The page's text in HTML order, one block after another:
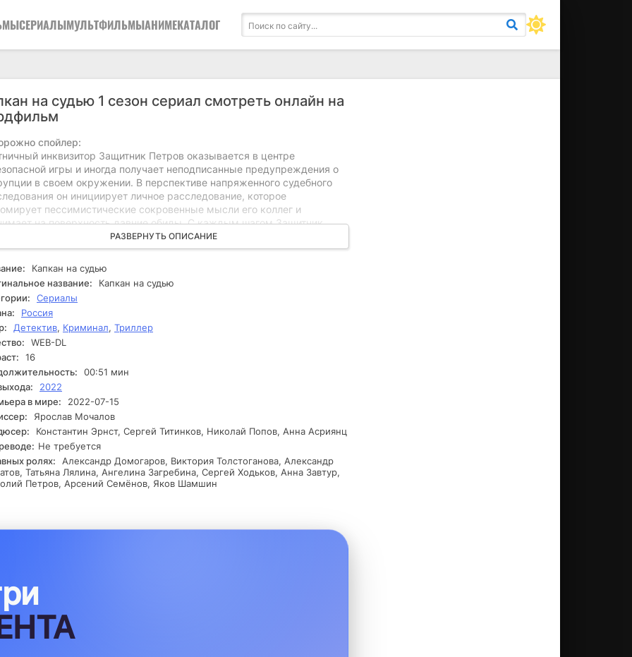
СЕРИАЛЫМУЛЬТФИЛЬМЫАНИМЕКАТАЛОГ
на судью 1 сезон сериал смотреть онлайн на
спойлер:
инквизитор Защитник Петров оказывается в центре
игры и иногда получает неподписанные предупреждения о
в своем окружении. В перспективе напряженного судебного
он инициирует личное расследование, которое
пессимистические сокровенные мысли его коллег и
на поверхность давние обиды. С каждым шагом Защитник
с возрастающей угрозой: его жизнь и карьера становятся
манипуляций авторитетных противников. Непрекращающиеся
запугивания и давления со стороны безызвестных принуждают
сомневаться в прочности своих недалёких связей. В противостоянии
оказывается тем, чем кажется, и Защитник понимает, что, чтобы
ему понадобится принять опасные решения. Но сможет ли он
клубок лжи и сохранить свою честь, прежде чем станет
этого капкана?
РАЗВЕРНУТЬ ОПИСАНИЕ
Капкан на судью
название:
Капкан на судью
Сериалы
Россия
Детектив, Криминал, Триллер
WEB-DL
16
00:51 мин
2022
в мире:
2022-07-15
Ярослав Мочалов
Константин Эрнст, Сергей Титинков, Николай Попов, Анна Асриянц
Не требуется
ролях:
Александр Домогаров, Виктория Толстоганова, Александр
Татьяна Лялина, Ангелина Загребина, Сергей Ходьков, Анна Завтур,
Петров, Арсений Семёнов, Яков Шамшин